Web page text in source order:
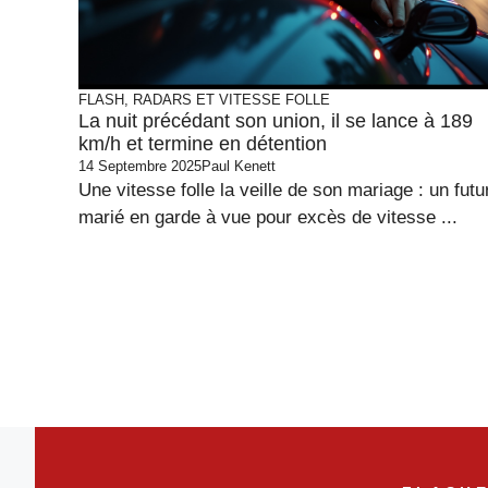
FLASH, RADARS ET VITESSE FOLLE
La nuit précédant son union, il se lance à 189
km/h et termine en détention
14 Septembre 2025Paul Kenett
Une vitesse folle la veille de son mariage : un
marié en garde à vue pour excès de vitesse ...